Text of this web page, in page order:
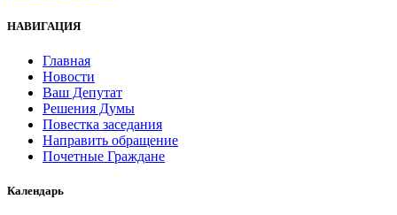
НАВИГАЦИЯ
Главная
Новости
Ваш Депутат
Решения Думы
Повестка заседания
Направить обращение
Почетные Граждане
Календарь